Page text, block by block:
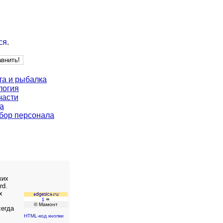
.
и рыбалка
персонала
© Мамонт
HTML-код кнопки